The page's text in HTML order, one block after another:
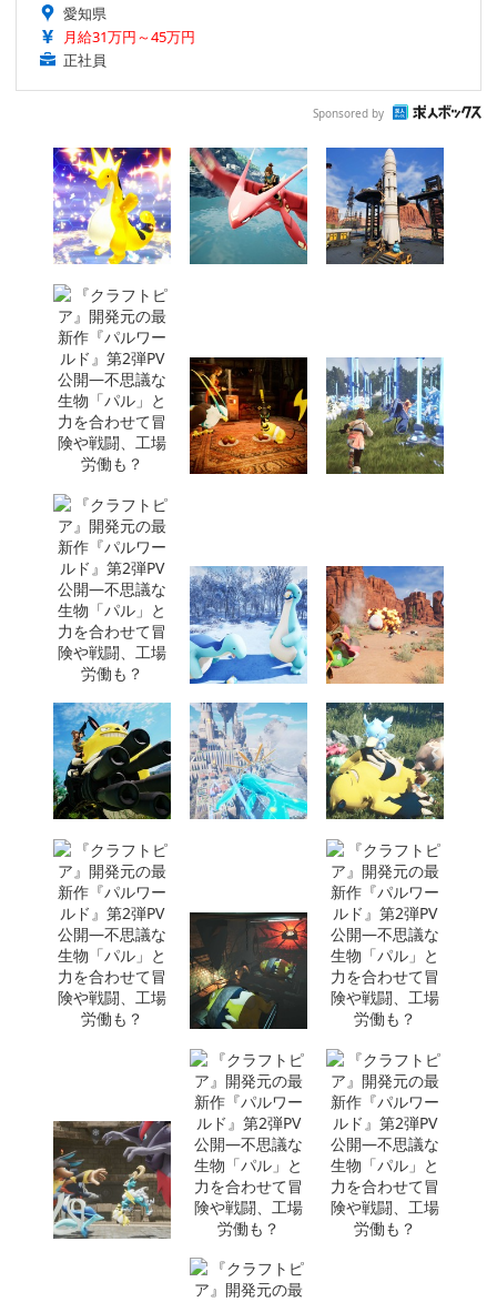
愛知県
月給31万円～45万円
正社員
Sponsored by